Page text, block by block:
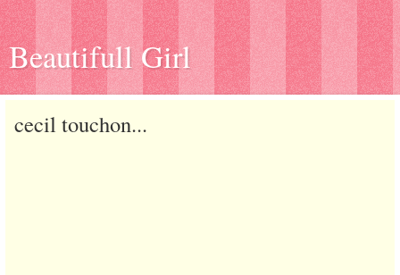
Beautifull Girl
cecil touchon...